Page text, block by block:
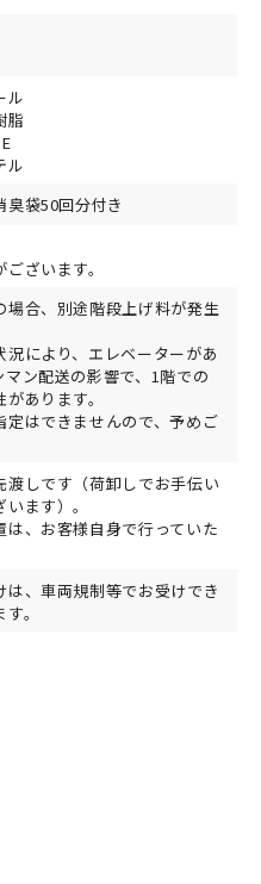
ル
脂
ル
臭袋50回分付き
ざいます。
場合、別途階段上げ料が発生
況により、エレベーターがあ
マン配送の影響で、1階での
あります。
定はできませんので、予めご
渡しです（荷卸しでお手伝い
ます）。
は、お客様自身で行っていた
は、車両規制等でお受けでき
。